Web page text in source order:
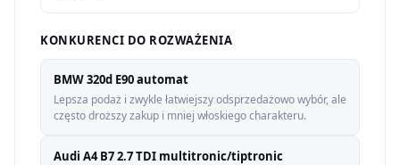
KONKURENCI DO ROZWAŻENIA
BMW 320d E90 automat
Lepsza podaż i zwykle łatwiejszy odsprzedażowo wybór, ale
często droższy zakup i mniej włoskiego charakteru.
Audi A4 B7 2.7 TDI multitronic/tiptronic